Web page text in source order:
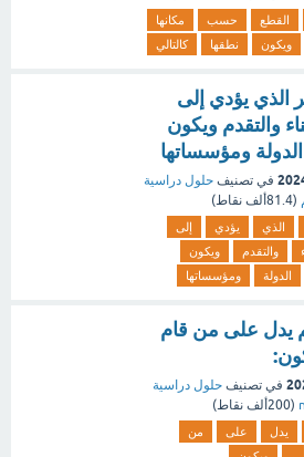
القطع حسب
مكانها
ويكون نطقها كالتالي
الذي يؤدي إلى
والتقدم ويكون
ومؤسساتها
في تصنيف حلول دراسية
(81.4ألف نقاط)
الذي يؤدي
إلى
والتقدم
ويكون
الدولة ومؤسساتها
يدل على من قام
في تصنيف حلول دراسية
(200ألف نقاط)
يدل على
من